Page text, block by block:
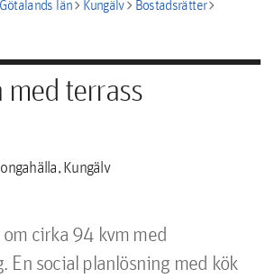
länchevron_rightKungälvchevron_rightBostadsrätterchevron_right
med terrass
Kungälv
cirka 94 kvm med
En social planlösning med kök